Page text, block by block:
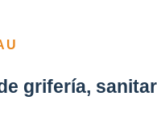
grifería,